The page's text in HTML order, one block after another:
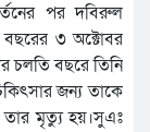
পর দবিরুল
৩ অক্টোবর
চলতি বছরে তিনি
জন্য তাকে
তার মৃত্যু হয়।সুএঃ